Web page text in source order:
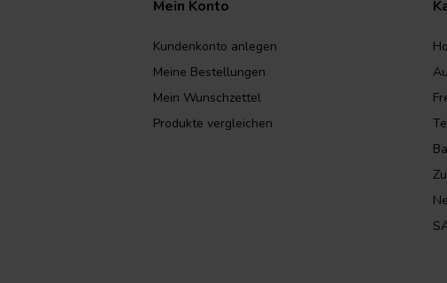
Mein Konto
Kundenkonto anlegen
Meine Bestellungen
Mein Wunschzettel
Produkte vergleichen